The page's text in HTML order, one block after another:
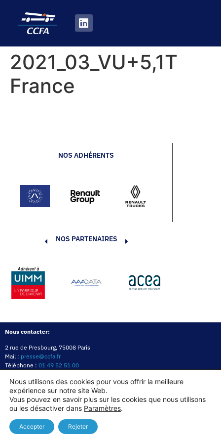
2021_03_VU+5,1T
France
NOS ADHÉRENTS
NOS PARTENAIRES
Nous contacter:
2 rue de Presbourg, 75008 Paris
Mail : presse@ccfa.fr
Téléphone : 01 49 52 51 00
Politique de confidentialitéMentions légales
Copyright© 2026
Nous utilisons des cookies pour vous offrir la meilleure
expérience sur notre site Web.
Vous pouvez en savoir plus sur les cookies que nous utilisons
ou les désactiver dans Paramètres.
Accepter Rejeter